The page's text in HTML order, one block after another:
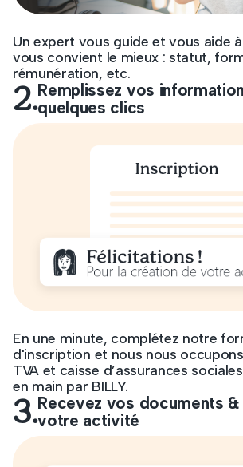
Un expert vous guide et vous aide
vous convient le mieux : statut,
rémunération, etc.
2.Remplissez vos
quelques clics
En une minute, complétez notre
d'inscription et nous nous
TVA et caisse d’assurances
en main par BILLY.
3.Recevez vos documents
votre activité